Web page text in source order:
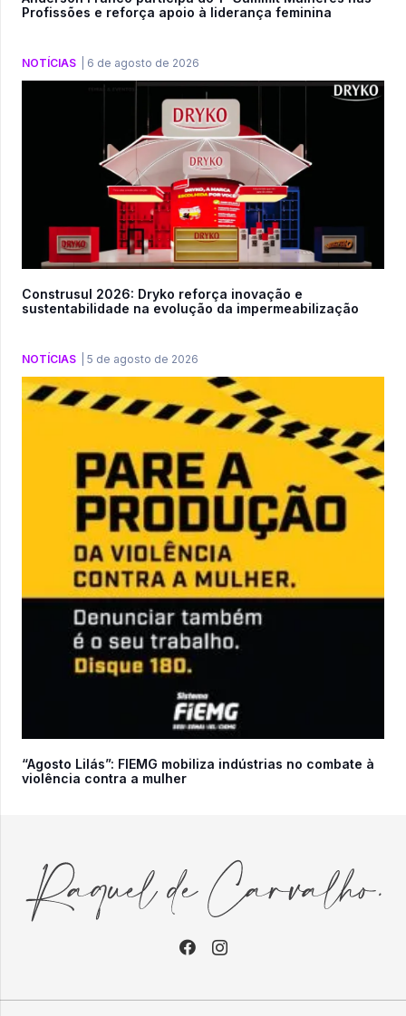
Profissões e reforça apoio à liderança feminina
NOTÍCIAS 6 de agosto de 2026
Construsul 2026: Dryko reforça inovação e
sustentabilidade na evolução da impermeabilização
NOTÍCIAS 5 de agosto de 2026
“Agosto Lilás”: FIEMG mobiliza indústrias no combate à
violência contra a mulher